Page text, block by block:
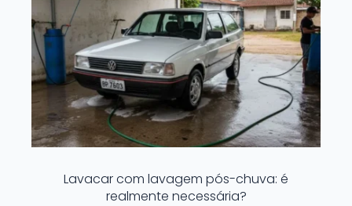
Lavacar com lavagem pós-chuva: é
realmente necessária?